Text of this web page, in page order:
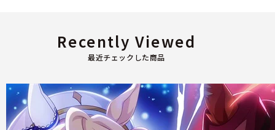
最近チェックした商品
Recently Viewed